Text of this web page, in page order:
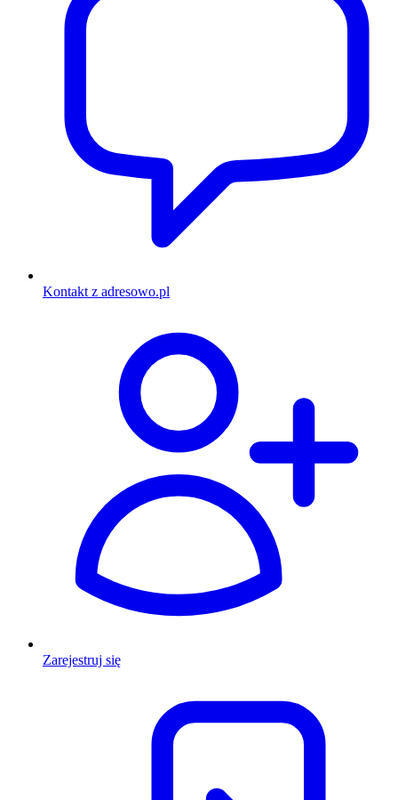
Kontakt z adresowo.pl
Zarejestruj się